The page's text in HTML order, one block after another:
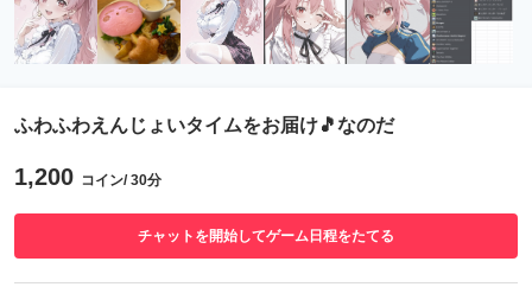
ふわふわえんじょいタイムをお届け🎵なのだ
1,200 コイン/ 30分
チャットを開始してゲーム日程をたてる